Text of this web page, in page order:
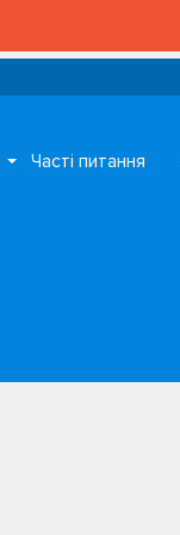
Часті питання